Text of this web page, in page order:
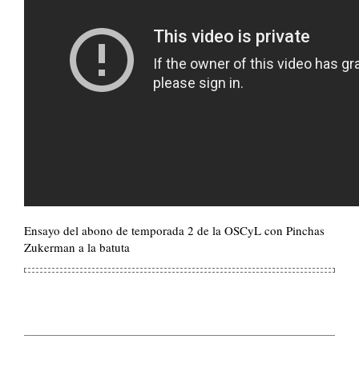
Ensayo del abono de temporada 2 de la OSCyL con Pinchas
Zukerman a la batuta